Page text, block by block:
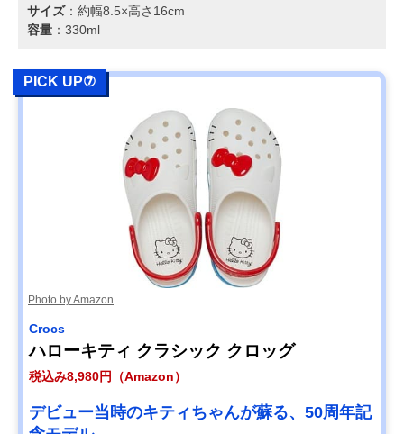
サイズ：約幅8.5×高さ16cm
容量 ：330ml
PICK UP⑦
Photo by Amazon
Crocs
ハローキティ クラシック クロッグ
税込み8,980円（Amazon）
デビュー当時のキティちゃんが蘇る、50周年記